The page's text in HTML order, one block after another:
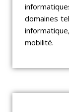
domaines
mobilité.